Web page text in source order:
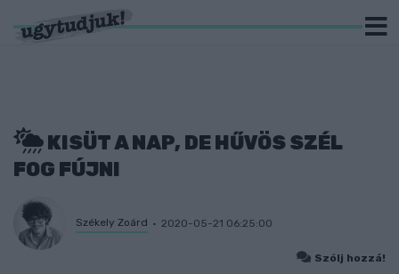
KISÜT A NAP, DE HŰVÖS SZÉL
FOG FÚJNI
Székely Zoárd 2020-05-21 06:25:00
Szólj hozzá!